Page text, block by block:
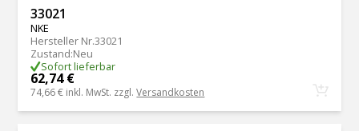
33021
NKE
Hersteller Nr.33021
Zustand:Neu
Sofort lieferbar
62,74 €
74,66 € inkl. MwSt. zzgl.Versandkosten